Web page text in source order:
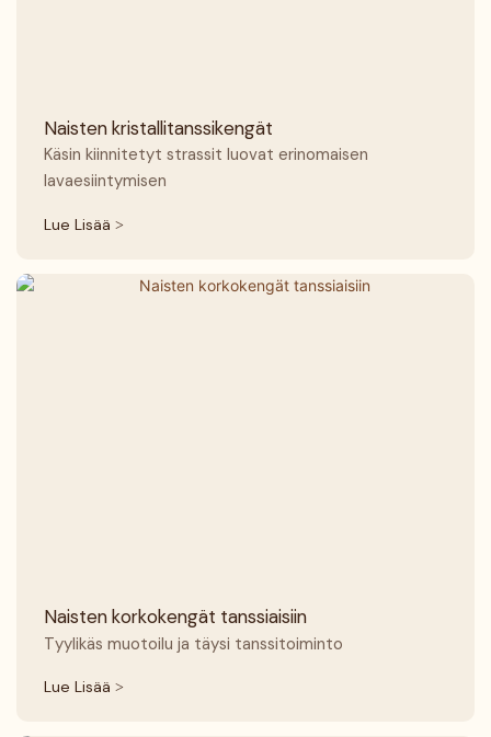
Naisten kristallitanssikengät
Käsin kiinnitetyt strassit luovat erinomaisen
lavaesiintymisen
Lue Lisää >
Naisten korkokengät tanssiaisiin
Tyylikäs muotoilu ja täysi tanssitoiminto
Lue Lisää >